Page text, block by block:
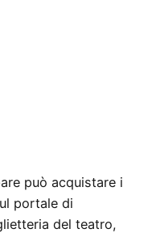
può acquistare i
portale di
del teatro,